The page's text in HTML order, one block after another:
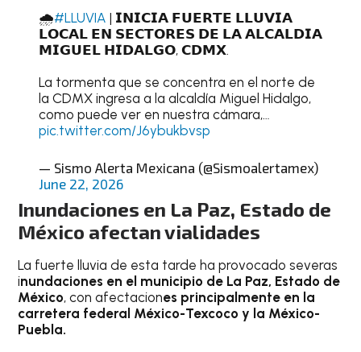
🌧️#LLUVIA | 𝗜𝗡𝗜𝗖𝗜𝗔 𝗙𝗨𝗘𝗥𝗧𝗘 𝗟𝗟𝗨𝗩𝗜𝗔
𝗟𝗢𝗖𝗔𝗟 𝗘𝗡 𝗦𝗘𝗖𝗧𝗢𝗥𝗘𝗦 𝗗𝗘 𝗟𝗔 𝗔𝗟𝗖𝗔𝗟𝗗𝗜𝗔
𝗠𝗜𝗚𝗨𝗘𝗟 𝗛𝗜𝗗𝗔𝗟𝗚𝗢, 𝗖𝗗𝗠𝗫.
La tormenta que se concentra en el norte de
la CDMX ingresa a la alcaldía Miguel Hidalgo,
como puede ver en nuestra cámara,…
pic.twitter.com/J6ybukbvsp
— Sismo Alerta Mexicana (@Sismoalertamex)
June 22, 2026
Inundaciones en La Paz, Estado de
México afectan vialidades
La fuerte lluvia de esta tarde ha provocado severas
inundaciones en el municipio de La Paz, Estado de
México, con afectaciones principalmente en la
carretera federal México-Texcoco y la México-
Puebla.